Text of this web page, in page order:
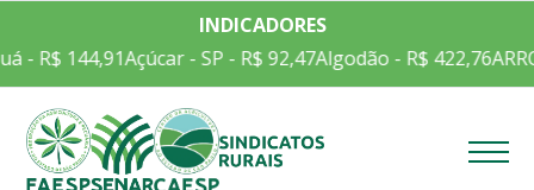
INDICADORES
- R$ 144,91Açúcar - SP - R$ 92,47Algodão - R$ 422,76